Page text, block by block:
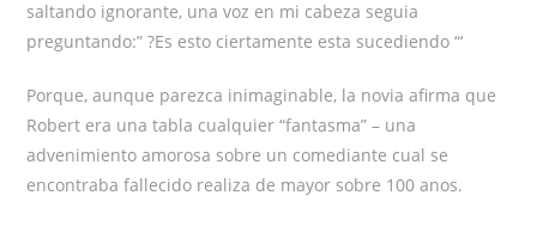
saltando ignorante, una voz en mi cabeza seguia
preguntando:” ?Es esto ciertamente esta sucediendo “‘
Porque, aunque parezca inimaginable, la novia afirma que
Robert era una tabla cualquier “fantasma” – una
advenimiento amorosa sobre un comediante cual se
encontraba fallecido realiza de mayor sobre 100 anos.